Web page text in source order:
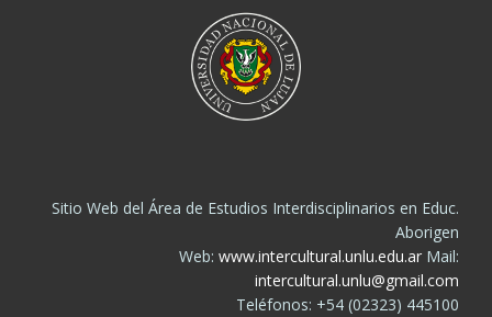
Sitio Web del Área de Estudios Interdisciplinarios en Educ.
Aborigen
Web: www.intercultural.unlu.edu.ar Mail:
intercultural.unlu@gmail.com
Teléfonos: +54 (02323) 445100